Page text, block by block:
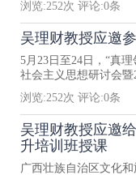
浏览:252次 评论:0条
吴理财教授应邀
5月23日至24日，“真
社会主义思想研讨会暨
浏览:252次 评论:0条
吴理财教授应邀
升培训班授课
广西壮族自治区文化